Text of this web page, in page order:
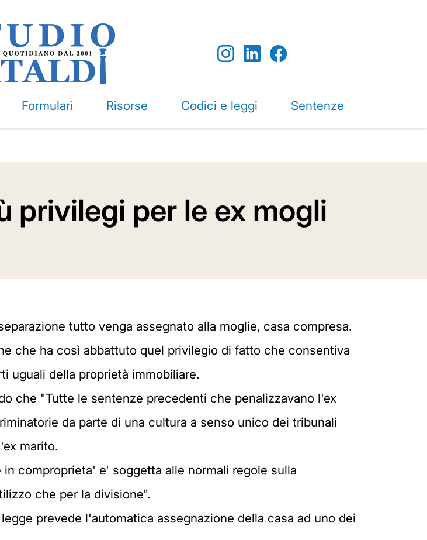
Formulari Risorse Codici e leggi Sentenze
privilegi per le ex mogli
tutto venga assegnato alla moglie, casa compresa.
che ha così abbattuto quel privilegio di fatto che consentiva
uguali della proprietà immobiliare.
che "Tutte le sentenze precedenti che penalizzavano l'ex
da parte di una cultura a senso unico dei tribunali
marito.
comproprieta' e' soggetta alle normali regole sulla
che per la divisione".
prevede l'automatica assegnazione della casa ad uno dei